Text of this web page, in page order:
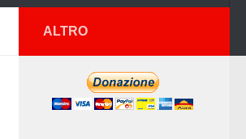
ALTRO